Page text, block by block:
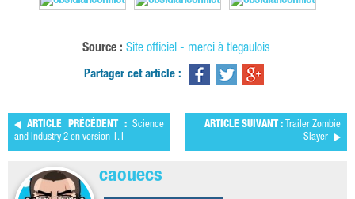
Source : Site officiel - merci à tlegaulois
Partager cet article :
ARTICLE PRÉCÉDENT :Science
and Industry 2 en version 1.1
ARTICLE SUIVANT : Trailer Zombie
Slayer
caouecs